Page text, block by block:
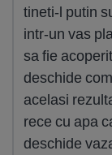
tineti-l putin
intr-un vas
sa fie
deschide
acelasi
rece cu apa
deschide